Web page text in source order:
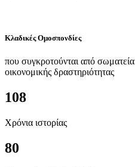
Κλαδικές Ομοσπονδίες
που συγκροτούνται από
οικονομικής δραστηριότητας
108
Χρόνια ιστορίας
80